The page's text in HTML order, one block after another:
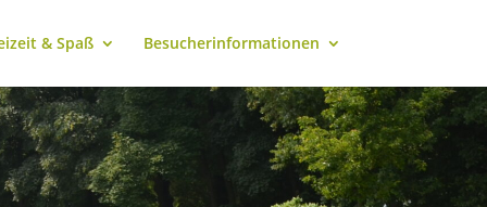
& Spaß Besucherinformationen